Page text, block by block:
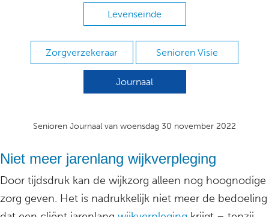
Levenseinde
Zorgverzekeraar Senioren Visie
Journaal
Senioren Journaal van woensdag 30 november 2022
Niet meer jarenlang wijkverpleging
Door tijdsdruk kan de wijkzorg alleen nog hoognodige
zorg geven. Het is nadrukkelijk niet meer de bedoeling